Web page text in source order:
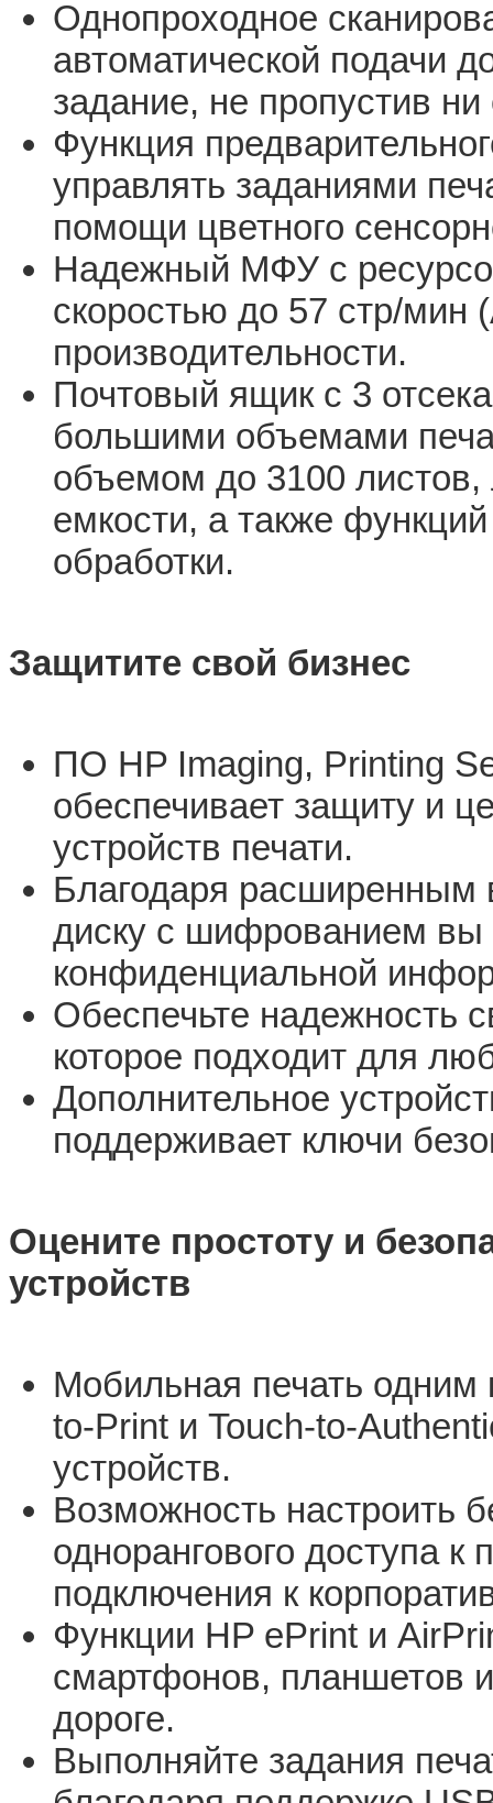
Однопроходное
автоматической подачи
задание, не пропустив
Функция
управлять заданиями
помощи цветного
Надежный МФУ с
скоростью до 57 стр/мин
производительности.
Почтовый ящик с 3
большими объемами
объемом до 3100 листов,
емкости, а также
обработки.
Защитите свой бизнес
ПО HP Imaging, Printing
обеспечивает защиту и
устройств печати.
Благодаря расширенным
диску с шифрованием вы
конфиденциальной
Обеспечьте надежность
которое подходит для
Дополнительное
поддерживает ключи
Оцените простоту и
устройств
Мобильная печать одним
to-Print и Touch-to-
устройств.
Возможность настроить
однорангового доступа к
подключения к
Функции HP ePrint и
смартфонов, планшетов
дороге.
Выполняйте задания